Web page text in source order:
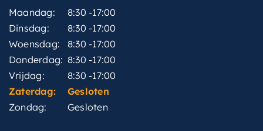
Maandag:
8:30 -17:00
Dinsdag:
8:30 -17:00
Woensdag:
8:30 -17:00
Donderdag: 8:30 -17:00
Vrijdag:
8:30 -17:00
Zaterdag:
Gesloten
Zondag:
Gesloten